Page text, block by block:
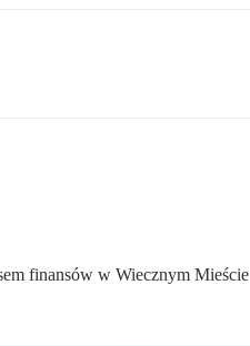
finansów w Wiecznym Mieście